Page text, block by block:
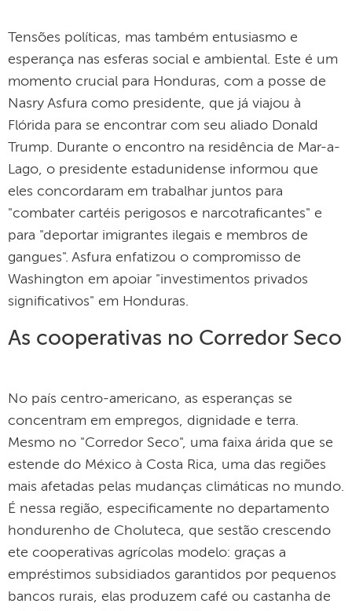
Tensões políticas, mas também entusiasmo e
esperança nas esferas social e ambiental. Este é um
momento crucial para Honduras, com a posse de
Nasry Asfura como presidente, que já viajou à
Flórida para se encontrar com seu aliado Donald
Trump. Durante o encontro na residência de Mar-a-
Lago, o presidente estadunidense informou que
eles concordaram em trabalhar juntos para
"combater cartéis perigosos e narcotraficantes" e
para "deportar imigrantes ilegais e membros de
gangues". Asfura enfatizou o compromisso de
Washington em apoiar "investimentos privados
significativos" em Honduras.
As cooperativas no Corredor Seco
No país centro-americano, as esperanças se
concentram em empregos, dignidade e terra.
Mesmo no "Corredor Seco", uma faixa árida que se
estende do México à Costa Rica, uma das regiões
mais afetadas pelas mudanças climáticas no mundo.
É nessa região, especificamente no departamento
hondurenho de Choluteca, que sestão crescendo
ete cooperativas agrícolas modelo: graças a
empréstimos subsidiados garantidos por pequenos
bancos rurais, elas produzem café ou castanha de